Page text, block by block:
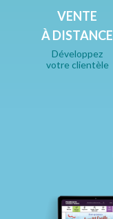
VENTE
À DISTANCE
Développez
votre clientèle